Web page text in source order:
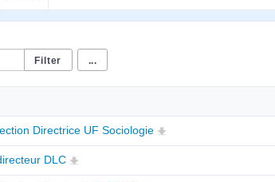
...
Directrice UF Sociologie
DLC